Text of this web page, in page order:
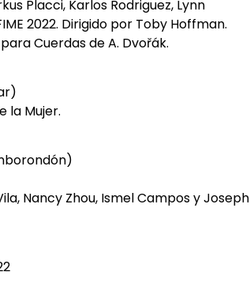
Placci, Karlos Rodriguez, Lynn
2022. Dirigido por Toby Hoffman.
Cuerdas de A. Dvořák.
la Mujer.
Nancy Zhou, Ismel Campos y Joseph